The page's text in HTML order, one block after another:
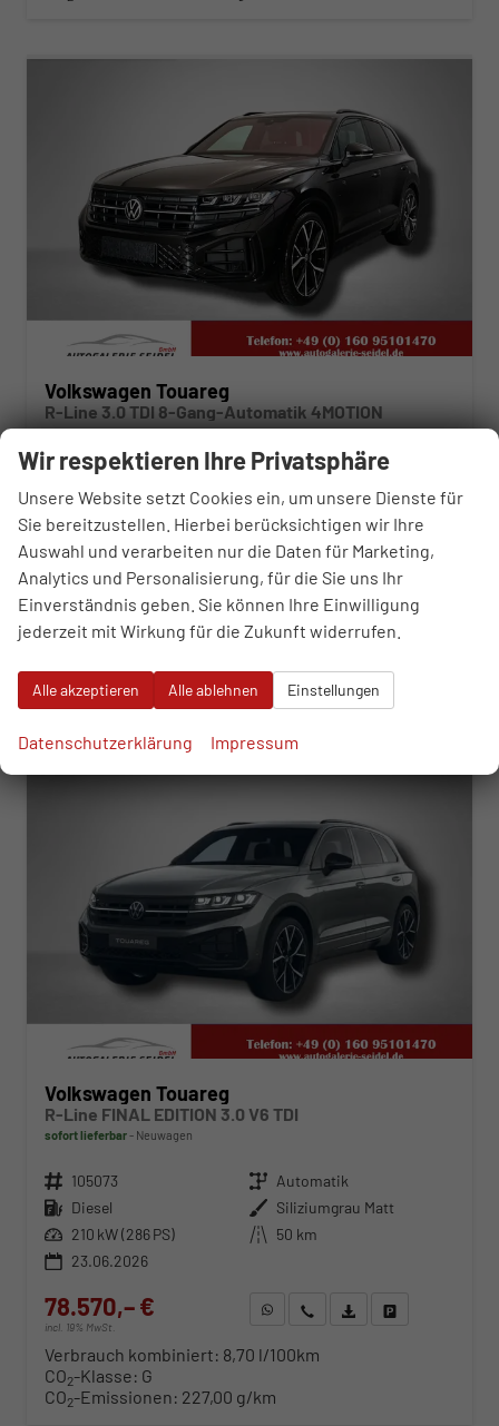
Volkswagen Touareg
R-Line 3.0 TDI 8-Gang-Automatik 4MOTION
sofort lieferbar Gebrauchtwagen
108593
Automatik
Kraftstoff Diesel Außenfarbe Grenadillschwarz Metallic
Leistung 210 kW (286 PS) Kilometerstand 7.175 km
14.01.2026
77.690,– €
incl. 19% MwSt.
WhatsApp anfragen
Wir rufen Sie anFahrzeugexposé (PDF)
Fahrzeug parken
CO -Klasse:G
CO2-Emissionen:214,00 g/km
ab 798,– € mtl.
Volkswagen Touareg
R-Line FINAL EDITION 3.0 V6 TDI
sofort lieferbar Neuwagen
Fahrzeugnr. 105073 Getriebe Automatik
Kraftstoff Diesel Außenfarbe Siliziumgrau Matt
Leistung 210 kW (286 PS) Kilometerstand 50 km
23.06.2026
78.570,– €
incl. 19% MwSt.
WhatsApp anfragen
Wir rufen Sie anFahrzeugexposé (PDF)
Verbrauch kombiniert: 8,70 l/100km
CO2-Klasse: G
CO2-Emissionen: 227,00 g/km
Wir respektieren Ihre Privatsphäre
Unsere Website setzt Cookies ein, um unsere Dienste für
Sie bereitzustellen. Hierbei berücksichtigen wir Ihre
Auswahl und verarbeiten nur die Daten für Marketing,
Analytics und Personalisierung, für die Sie uns Ihr
Einverständnis geben. Sie können Ihre Einwilligung
jederzeit mit Wirkung für die Zukunft widerrufen.
Alle akzeptieren Alle ablehnen Einstellungen
Datenschutzerklärung Impressum